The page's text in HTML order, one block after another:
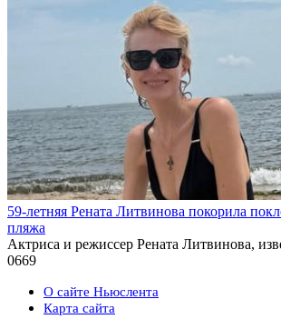
59-летняя Рената Литвинова покорила
пляжа
Актриса и режиссер Рената Литвинова,
0669
О сайте Ньюслента
Карта сайта